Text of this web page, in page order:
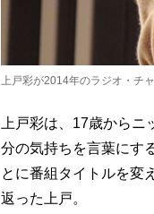
上戸彩が2014年のラジオ・チ
上戸彩は、17歳から
分の気持ちを言葉にす
とに番組タイトルを変
返った上戸。